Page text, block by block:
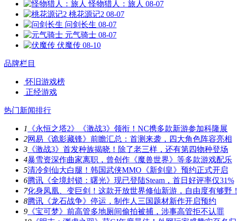
怪物猎人：旅人 08-07
桃花源记2 08-07
问剑长生 08-07
元气骑士 08-07
伏魔传 08-10
品牌栏目
怀旧游戏榜
正经游戏
热门新闻排行
1
《永恒之塔2》《激战3》领衔！NC携多款新游参加科隆展
2网易《诡影藏锋》前瞻汇总：首测来袭，四大角色阵容亮相
3 《激战3》首发种族揭晓！除了老三样，还有第四物种登场
4暴雪资深作曲家离职，曾创作《魔兽世界》等多款游戏配乐
5清冷剑仙大白腿！韩国武侠MMO《新剑皇》预约正式开启
6腾讯《全境封锁：曙光》现已登陆Steam，首日好评率仅31%
7化身凤凰、变巨剑！这款开放世界修仙新游，自由度有够野！
8腾讯《龙石战争》停运，制作人三国题材新作开启预约
9 《宝可梦》前高管多地厕间偷拍被捕，涉事高管拒不认罪